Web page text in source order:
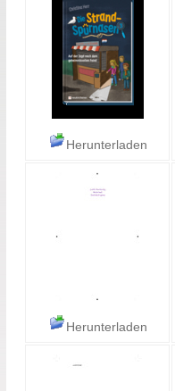
Herunterladen
Herunterladen